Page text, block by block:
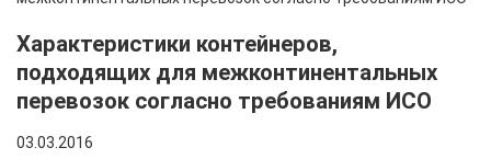
Характеристики контейнеров,
подходящих для межконтинентальных
перевозок согласно требованиям ИСО
03.03.2016